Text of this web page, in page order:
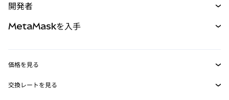
パーペチュアル
RWA
開発者
MetaMask Connect
MetaMaskを入手
価格を見る
イーサリアムの価格
交換レートを見る